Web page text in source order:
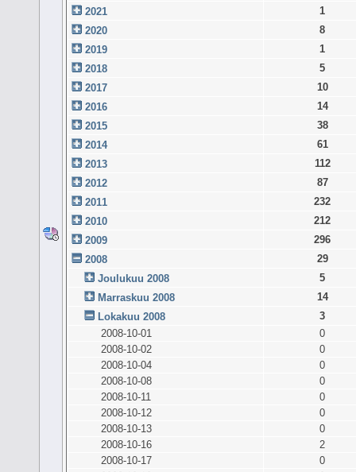
2021
1
2020
8
2019
1
2018
5
2017
10
2016
14
2015
38
2014
61
2013
112
2012
87
2011
232
2010
212
2009
296
2008
29
Joulukuu 2008
5
Marraskuu 2008
14
Lokakuu 2008
3
2008-10-01
0
2008-10-02
0
2008-10-04
0
2008-10-08
0
2008-10-11
0
2008-10-12
0
2008-10-13
0
2008-10-16
2
2008-10-17
0